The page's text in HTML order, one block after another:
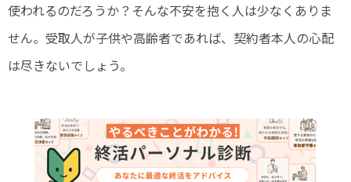
使われるのだろうか？そんな不安を抱く人は少なくありま
せん。受取人が子供や高齢者であれば、契約者本人の心配
は尽きないでしょう。